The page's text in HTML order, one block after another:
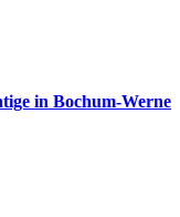
in Bochum-Werne